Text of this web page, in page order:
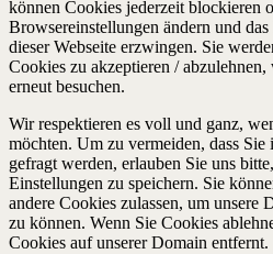
können Cookies jederzeit blockieren
Browsereinstellungen ändern und
dieser Webseite erzwingen. Sie
Cookies zu akzeptieren / abzulehnen,
erneut besuchen.
Wir respektieren es voll und ganz,
möchten. Um zu vermeiden, dass
gefragt werden, erlauben Sie uns
Einstellungen zu speichern. Sie
andere Cookies zulassen, um unsere
zu können. Wenn Sie Cookies
Cookies auf unserer Domain entfernt.